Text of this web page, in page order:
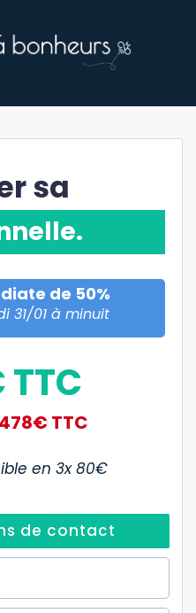
sa
de 50%
31/01 à minuit
TTC
TTC
en 3x 80€
de contact